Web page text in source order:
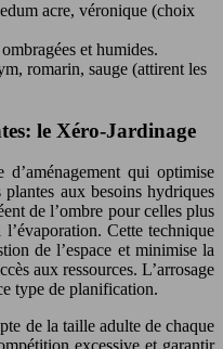
acre, véronique (choix
et humides.
romarin, sauge (attirent les
le Xéro-Jardinage
qui optimise
plantes aux besoins hydriques
de l’ombre pour celles plus
Cette technique
de l’espace et minimise la
aux ressources. L’arrosage
type de planification.
de la taille adulte de chaque